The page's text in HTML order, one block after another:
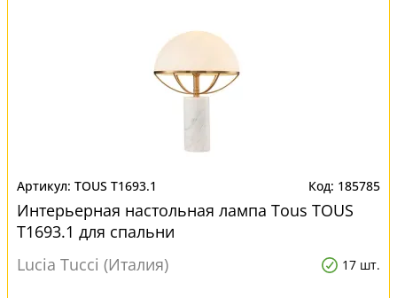
TOUS T1693.1 185785
Интерьерная настольная лампа Tous TOUS
T1693.1 для спальни
Lucia Tucci (Италия)
17 шт.